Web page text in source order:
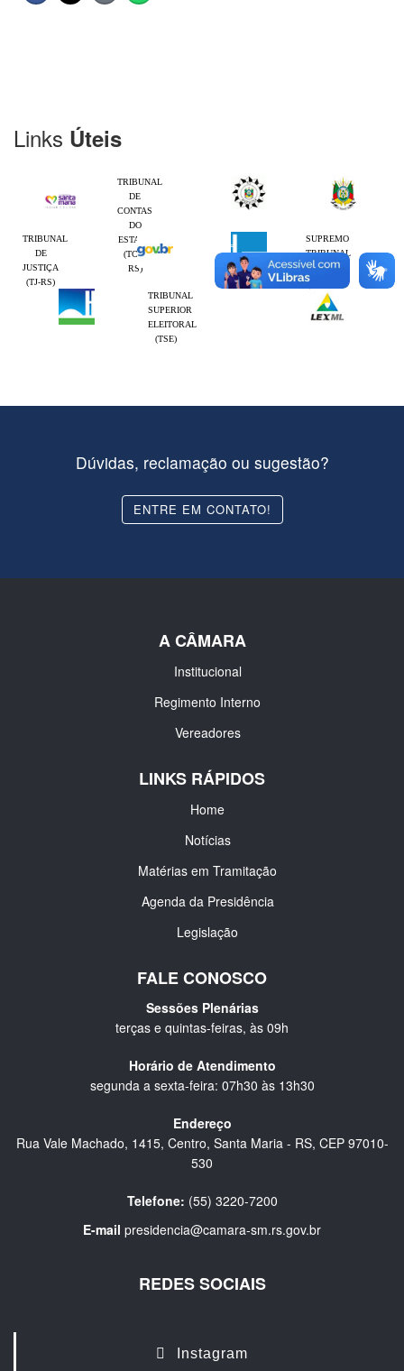
Links Úteis
TRIBUNAL
DE
CONTAS
DO
ESTADO
(TCE-
RS)
TRIBUNAL
DE
JUSTIÇA
(TJ-RS)
SUPREMO
TRIBUNAL
FEDERAL
TRIBUNAL
SUPERIOR
ELEITORAL
(TSE)
Dúvidas, reclamação ou sugestão?
ENTRE EM CONTATO!
A CÂMARA
Institucional
Regimento Interno
Vereadores
LINKS RÁPIDOS
Home
Notícias
Matérias em Tramitação
Agenda da Presidência
Legislação
FALE CONOSCO
Sessões Plenárias
terças e quintas-feiras, às 09h
Horário de Atendimento
segunda a sexta-feira: 07h30 às 13h30
Endereço
Rua Vale Machado, 1415, Centro, Santa Maria - RS, CEP 97010-
530
Telefone: (55) 3220-7200
E-mail presidencia@camara-sm.rs.gov.br
REDES SOCIAIS
Instagram